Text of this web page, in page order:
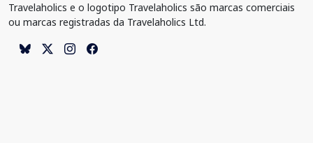
Travelaholics e o logotipo Travelaholics são marcas comerciais
ou marcas registradas da Travelaholics Ltd.